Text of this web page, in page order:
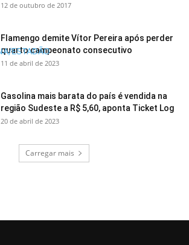
12 de outubro de 2017
Flamengo demite Vítor Pereira após perder
quarto campeonato consecutivo
11 de abril de 2023
Gasolina mais barata do país é vendida na
região Sudeste a R$ 5,60, aponta Ticket Log
20 de abril de 2023
Carregar mais